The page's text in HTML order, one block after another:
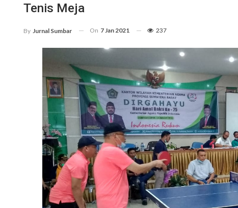
Tenis Meja
By Jurnal Sumbar On 7 Jan 2021 237